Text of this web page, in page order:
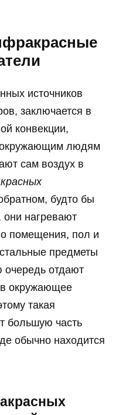
источников
заключается в
конвекции,
окружающим людям
сам воздух в
будто бы
нагревают
помещения, пол и
предметы
очередь отдают
в окружающее
такая
большую часть
обычно находится